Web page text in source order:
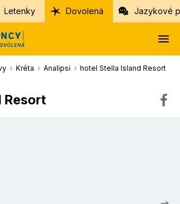
Letenky Dovolená Jazykové
Kréta Analipsi hotel Stella Island Resort
Resort